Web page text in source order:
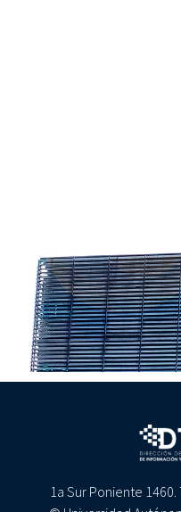
1a Sur Poniente